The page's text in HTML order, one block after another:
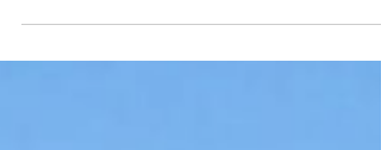
mobilisation des habitants de la...